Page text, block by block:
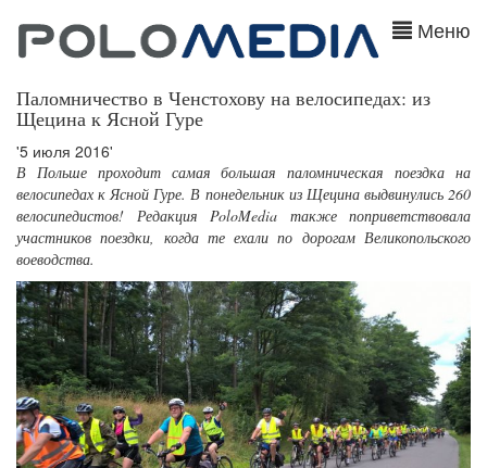
Меню
Паломничество в Ченстохову на велосипедах: из
Щецина к Ясной Гуре
'5 июля 2016'
В Польше проходит самая большая паломническая поездка на
велосипедах к Ясной Гуре. В понедельник из Щецина выдвинулись 260
велосипедистов! Редакция PoloMedia также поприветствовала
участников поездки, когда те ехали по дорогам Великопольского
воеводства.